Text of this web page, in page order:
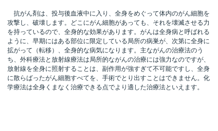
抗がん剤は、投与後血液中に入り、全身をめぐって体内のがん細胞を
攻撃し、破壊します。どこにがん細胞があっても、それを壊滅させる力
を持っているので、全身的な効果があります。がんは全身病と呼ばれる
ように、早期にはある部位に限定している局所の病巣が、次第に全身に
拡がって（転移）、全身的な病気になります。主ながんの治療法のう
ち、外科療法と放射線療法は局所的ながんの治療には強力なのですが、
放射線を全身に照射することは、副作用が強すぎて不可能ですし、全身
に散らばったがん細胞すべてを、手術でとり出すことはできません。化
学療法は全身くまなく治療できる点でより適した治療法といえます。